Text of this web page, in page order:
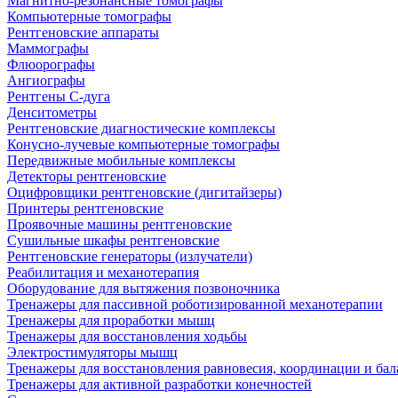
Компьютерные томографы
Рентгеновские аппараты
Маммографы
Флюорографы
Ангиографы
Рентгены С-дуга
Денситометры
Рентгеновские диагностические комплексы
Конусно-лучевые компьютерные томографы
Передвижные мобильные комплексы
Детекторы рентгеновские
Оцифровщики рентгеновские (дигитайзеры)
Принтеры рентгеновские
Проявочные машины рентгеновские
Сушильные шкафы рентгеновские
Рентгеновские генераторы (излучатели)
Реабилитация и механотерапия
Оборудование для вытяжения позвоночника
Тренажеры для пассивной роботизированной механотерапии
Тренажеры для проработки мышц
Тренажеры для восстановления ходьбы
Электростимуляторы мышц
Тренажеры для восстановления равновесия, координации и
Тренажеры для активной разработки конечностей